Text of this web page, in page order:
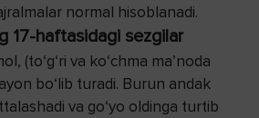
normal hisoblanadi.
17-haftasidagi sezgilar
(to‘g‘ri va ko‘chma ma’noda
bo‘lib turadi. Burun andak
va go‘yo oldinga turtib